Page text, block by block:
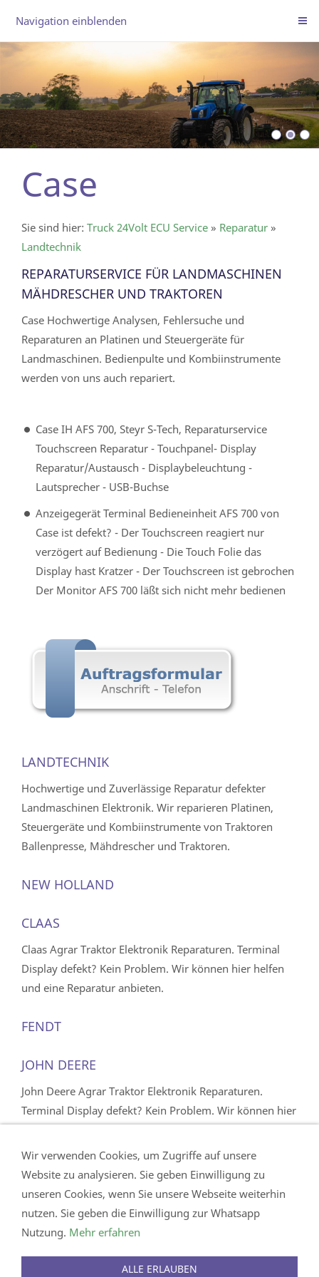
Navigation einblenden
Case
Sie sind hier: Truck 24Volt ECU Service » Reparatur »
Landtechnik
REPARATURSERVICE FÜR LANDMASCHINEN
MÄHDRESCHER UND TRAKTOREN
Case Hochwertige Analysen, Fehlersuche und
Reparaturen an Platinen und Steuergeräte für
Landmaschinen. Bedienpulte und Kombiinstrumente
werden von uns auch repariert.
Case IH AFS 700, Steyr S-Tech, Reparaturservice
Touchscreen Reparatur - Touchpanel- Display
Reparatur/Austausch - Displaybeleuchtung -
Lautsprecher - USB-Buchse
Anzeigegerät Terminal Bedieneinheit AFS 700 von
Case ist defekt? - Der Touchscreen reagiert nur
verzögert auf Bedienung - Die Touch Folie das
Display hast Kratzer - Der Touchscreen ist gebrochen
Der Monitor AFS 700 läßt sich nicht mehr bedienen
LANDTECHNIK
Hochwertige und Zuverlässige Reparatur defekter
Landmaschinen Elektronik. Wir reparieren Platinen,
Steuergeräte und Kombiinstrumente von Traktoren
Ballenpresse, Mähdrescher und Traktoren.
NEW HOLLAND
CLAAS
Claas Agrar Traktor Elektronik Reparaturen. Terminal
Display defekt? Kein Problem. Wir können hier helfen
und eine Reparatur anbieten.
FENDT
JOHN DEERE
John Deere Agrar Traktor Elektronik Reparaturen.
Terminal Display defekt? Kein Problem. Wir können hier
Impressum
Datenschutz
AGB
Kontakt Anfrage
Wir verwenden Cookies, um Zugriffe auf unsere
Website zu analysieren. Sie geben Einwilligung zu
unseren Cookies, wenn Sie unsere Webseite weiterhin
nutzen. Sie geben die Einwilligung zur Whatsapp
Nutzung. Mehr erfahren
ALLE ERLAUBEN